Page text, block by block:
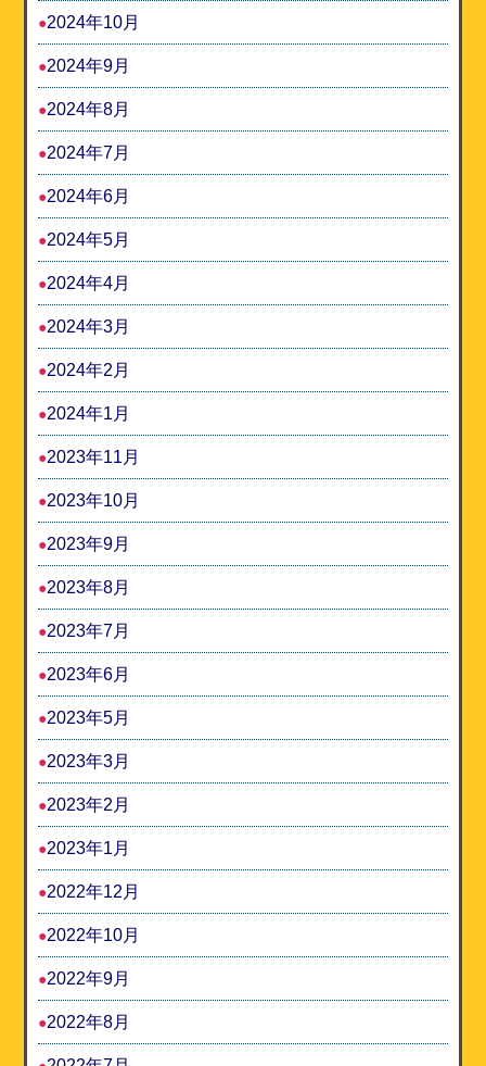
2024年10月
2024年9月
2024年8月
2024年7月
2024年6月
2024年5月
2024年4月
2024年3月
2024年2月
2024年1月
2023年11月
2023年10月
2023年9月
2023年8月
2023年7月
2023年6月
2023年5月
2023年3月
2023年2月
2023年1月
2022年12月
2022年10月
2022年9月
2022年8月